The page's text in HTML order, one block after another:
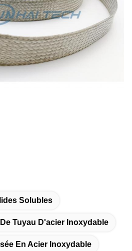
Solubles
Tuyau D'acier Inoxydable
En Acier Inoxydable